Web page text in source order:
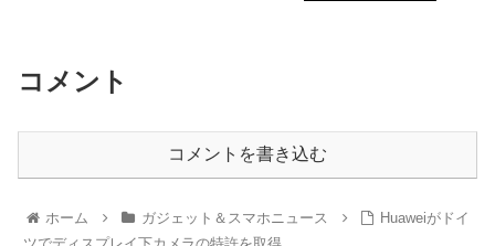
コメント
コメントを書き込む
ホーム ガジェット＆スマホニュース
Huaweiがドイ